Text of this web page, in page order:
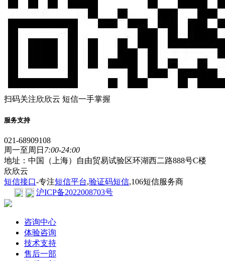
扫码关注欣欣云 短信一手掌握
服务支持
021-68909108
周一至周日 7:00-24:00
地址：中国（上海）自由贸易试验区环湖西二路888号C楼
欣欣云
短信接口-专注短信平台,验证码短信,106短信服务商
沪ICP备2022008703号
咨询中心
体验咨询
技术支持
售后一部